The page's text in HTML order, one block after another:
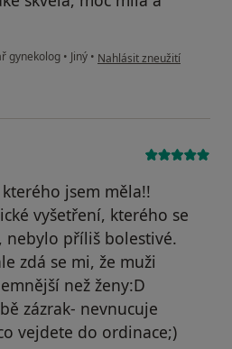
gynekolog • Jiný • podle názoru uživatele
Nahlásit zneužití
jsem měla!!
vyšetření, kterého se
nebylo příliš bolestivé.
zdá se mi, že muži
než ženy:D
zázrak- nevnucuje
vejdete do ordinace;)